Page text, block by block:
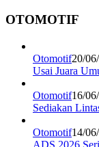
OTOMOTIF
Otomotif20/
Usai Juara
Otomotif16/
Sediakan
Otomotif14/